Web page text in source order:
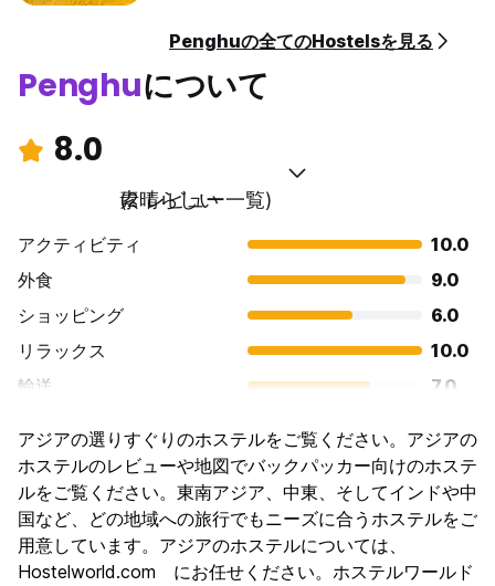
Penghuの全てのHostelsを見る
Penghuについて
8.0
素晴らしい
(2 レビュー一覧)
アクティビティ
10.0
外食
9.0
ショッピング
6.0
リラックス
10.0
輸送
7.0
文化
8.0
ナイトライフ
4.0
コストパフォーマンス
8.0
アジアの選りすぐりのホステルをご覧ください。アジアの
ホステルのレビューや地図でバックパッカー向けのホステ
ルをご覧ください。東南アジア、中東、そしてインドや中
国など、どの地域への旅行でもニーズに合うホステルをご
用意しています。アジアのホステルについては、
Hostelworld.com にお任せください。ホステルワールド